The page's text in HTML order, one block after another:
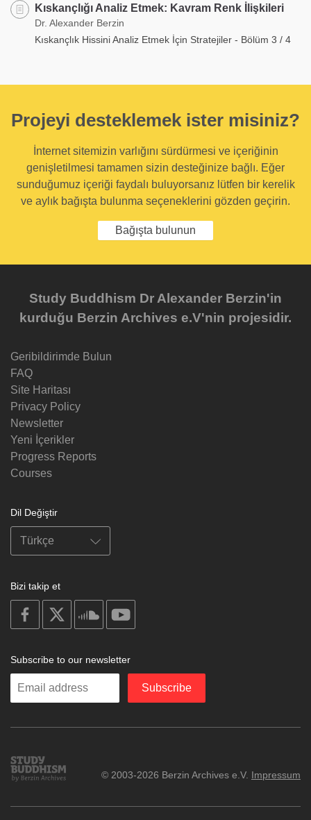
Kıskançlığı Analiz Etmek: Kavram Renk İlişkileri
Dr. Alexander Berzin
Kıskançlık Hissini Analiz Etmek İçin Stratejiler - Bölüm 3 / 4
Projeyi desteklemek ister misiniz?
İnternet sitemizin varlığını sürdürmesi ve içeriğinin
genişletilmesi tamamen sizin desteğinize bağlı. Eğer
sunduğumuz içeriği faydalı buluyorsanız lütfen bir kerelik
ve aylık bağışta bulunma seçeneklerini gözden geçirin.
Bağışta bulunun
Study Buddhism Dr Alexander Berzin'in
kurduğu Berzin Archives e.V'nin projesidir.
Geribildirimde Bulun
FAQ
Site Haritası
Privacy Policy
Newsletter
Yeni İçerikler
Progress Reports
Courses
Dil Değiştir
Bizi takip et
on
facebook
soundcloud
Subscribe to our newsletter
Enter
Subscribe
Study
Buddhism
© 2003-2026 Berzin Archives e.V. Impressum